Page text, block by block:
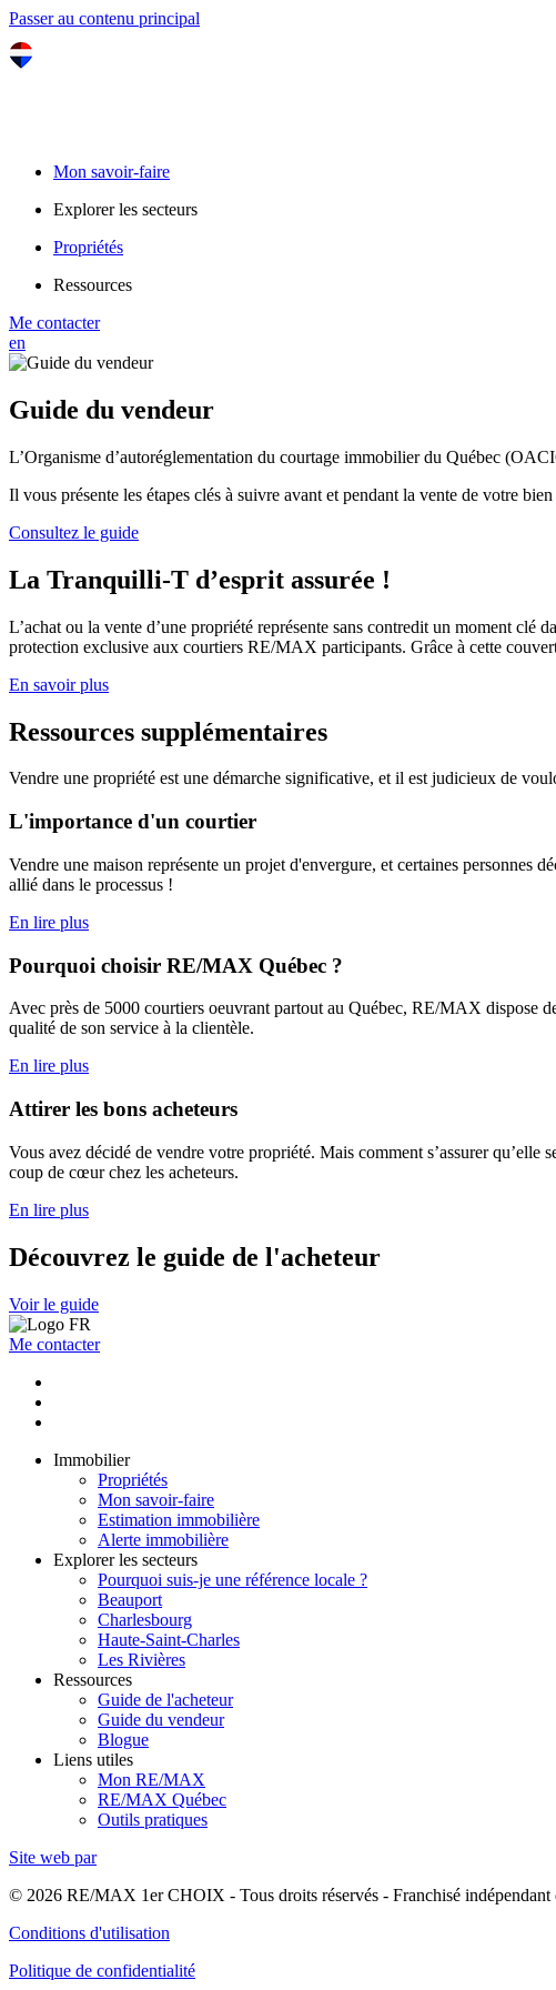
Passer au contenu principal
Mon savoir-faire
Explorer les secteurs
Propriétés
Ressources
Me contacter
en
Guide du vendeur
L’Organisme d’autoréglementation du courtage immobilier du Québec
Il vous présente les étapes clés à suivre avant et pendant la vente de votre
Consultez le guide
La Tranquilli-T d’esprit assurée !
L’achat ou la vente d’une propriété représente sans contredit un moment
protection exclusive aux courtiers RE/MAX participants. Grâce à cette
En savoir plus
Ressources supplémentaires
Vendre une propriété est une démarche significative, et il est judicieux de
L'importance d'un courtier
Vendre une maison représente un projet d'envergure, et certaines personnes
allié dans le processus !
En lire plus
Pourquoi choisir RE/MAX Québec ?
Avec près de 5000 courtiers oeuvrant partout au Québec, RE/MAX dispose
qualité de son service à la clientèle.
En lire plus
Attirer les bons acheteurs
Vous avez décidé de vendre votre propriété. Mais comment s’assurer
coup de cœur chez les acheteurs.
En lire plus
Découvrez le guide de l'acheteur
Voir le guide
Me contacter
Immobilier
Propriétés
Mon savoir-faire
Estimation immobilière
Alerte immobilière
Explorer les secteurs
Pourquoi suis-je une référence locale ?
Beauport
Charlesbourg
Haute-Saint-Charles
Les Rivières
Ressources
Guide de l'acheteur
Guide du vendeur
Blogue
Liens utiles
Mon RE/MAX
RE/MAX Québec
Outils pratiques
Site web par
© 2026 RE/MAX 1er CHOIX - Tous droits réservés - Franchisé
Conditions d'utilisation
Politique de confidentialité